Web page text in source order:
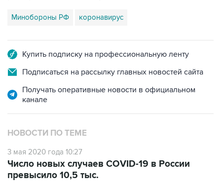
Минобороны РФ коронавирус
Купить подписку на профессиональную ленту
Подписаться на рассылку главных новостей сайта
Получать оперативные новости в официальном
канале
НОВОСТИ ПО ТЕМЕ
3 мая 2020 года 10:27
Число новых случаев COVID-19 в России
превысило 10,5 тыс.